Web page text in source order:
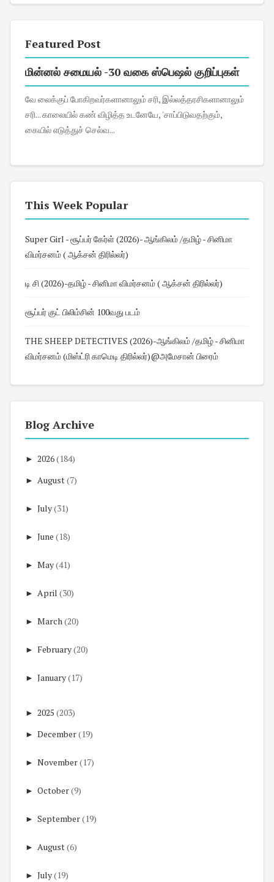
Featured Post
மின்னல் சமையல் -30 வகை ஸ்பெஷல் குறிப்புகள்
வே லைக்குப் போகிறவர்களானாலும் சரி, இல்லத்தரசிகளானாலும்
சரி... காலையில் கண் விழித்த உடனேயே, 'சாப்பிடுவதற்கும்,
கையில் எடுத்துச் செல்வ...
This Week Popular
Super Girl - சூப்பர் கேர்ள் (2026)- ஆங்கிலம் /தமிழ் - சினிமா
விமர்சனம் ( ஆக்சன் திரில்லர்)
டி சி (2026)-தமிழ் - சினிமா விமர்சனம் ( ஆக்சன் திரில்லர்)
சூப்பர் குட் பிலிம்சின் 100வது படம்
THE SHEEP DETECTIVES (2026)-ஆங்கிலம் /தமிழ் - சினிமா
விமர்சனம் (மிஸ்ட்ரி காமெடி திரில்லர்)@அமேசான் பிரைம்
Blog Archive
► 2026(184)
► August(7)
► July(31)
► June (18)
► May(41)
► April (30)
► March(20)
► February(20)
► January(17)
► 2025 (203)
► December(19)
► November(17)
► October(9)
► September(19)
► August(6)
► July(19)